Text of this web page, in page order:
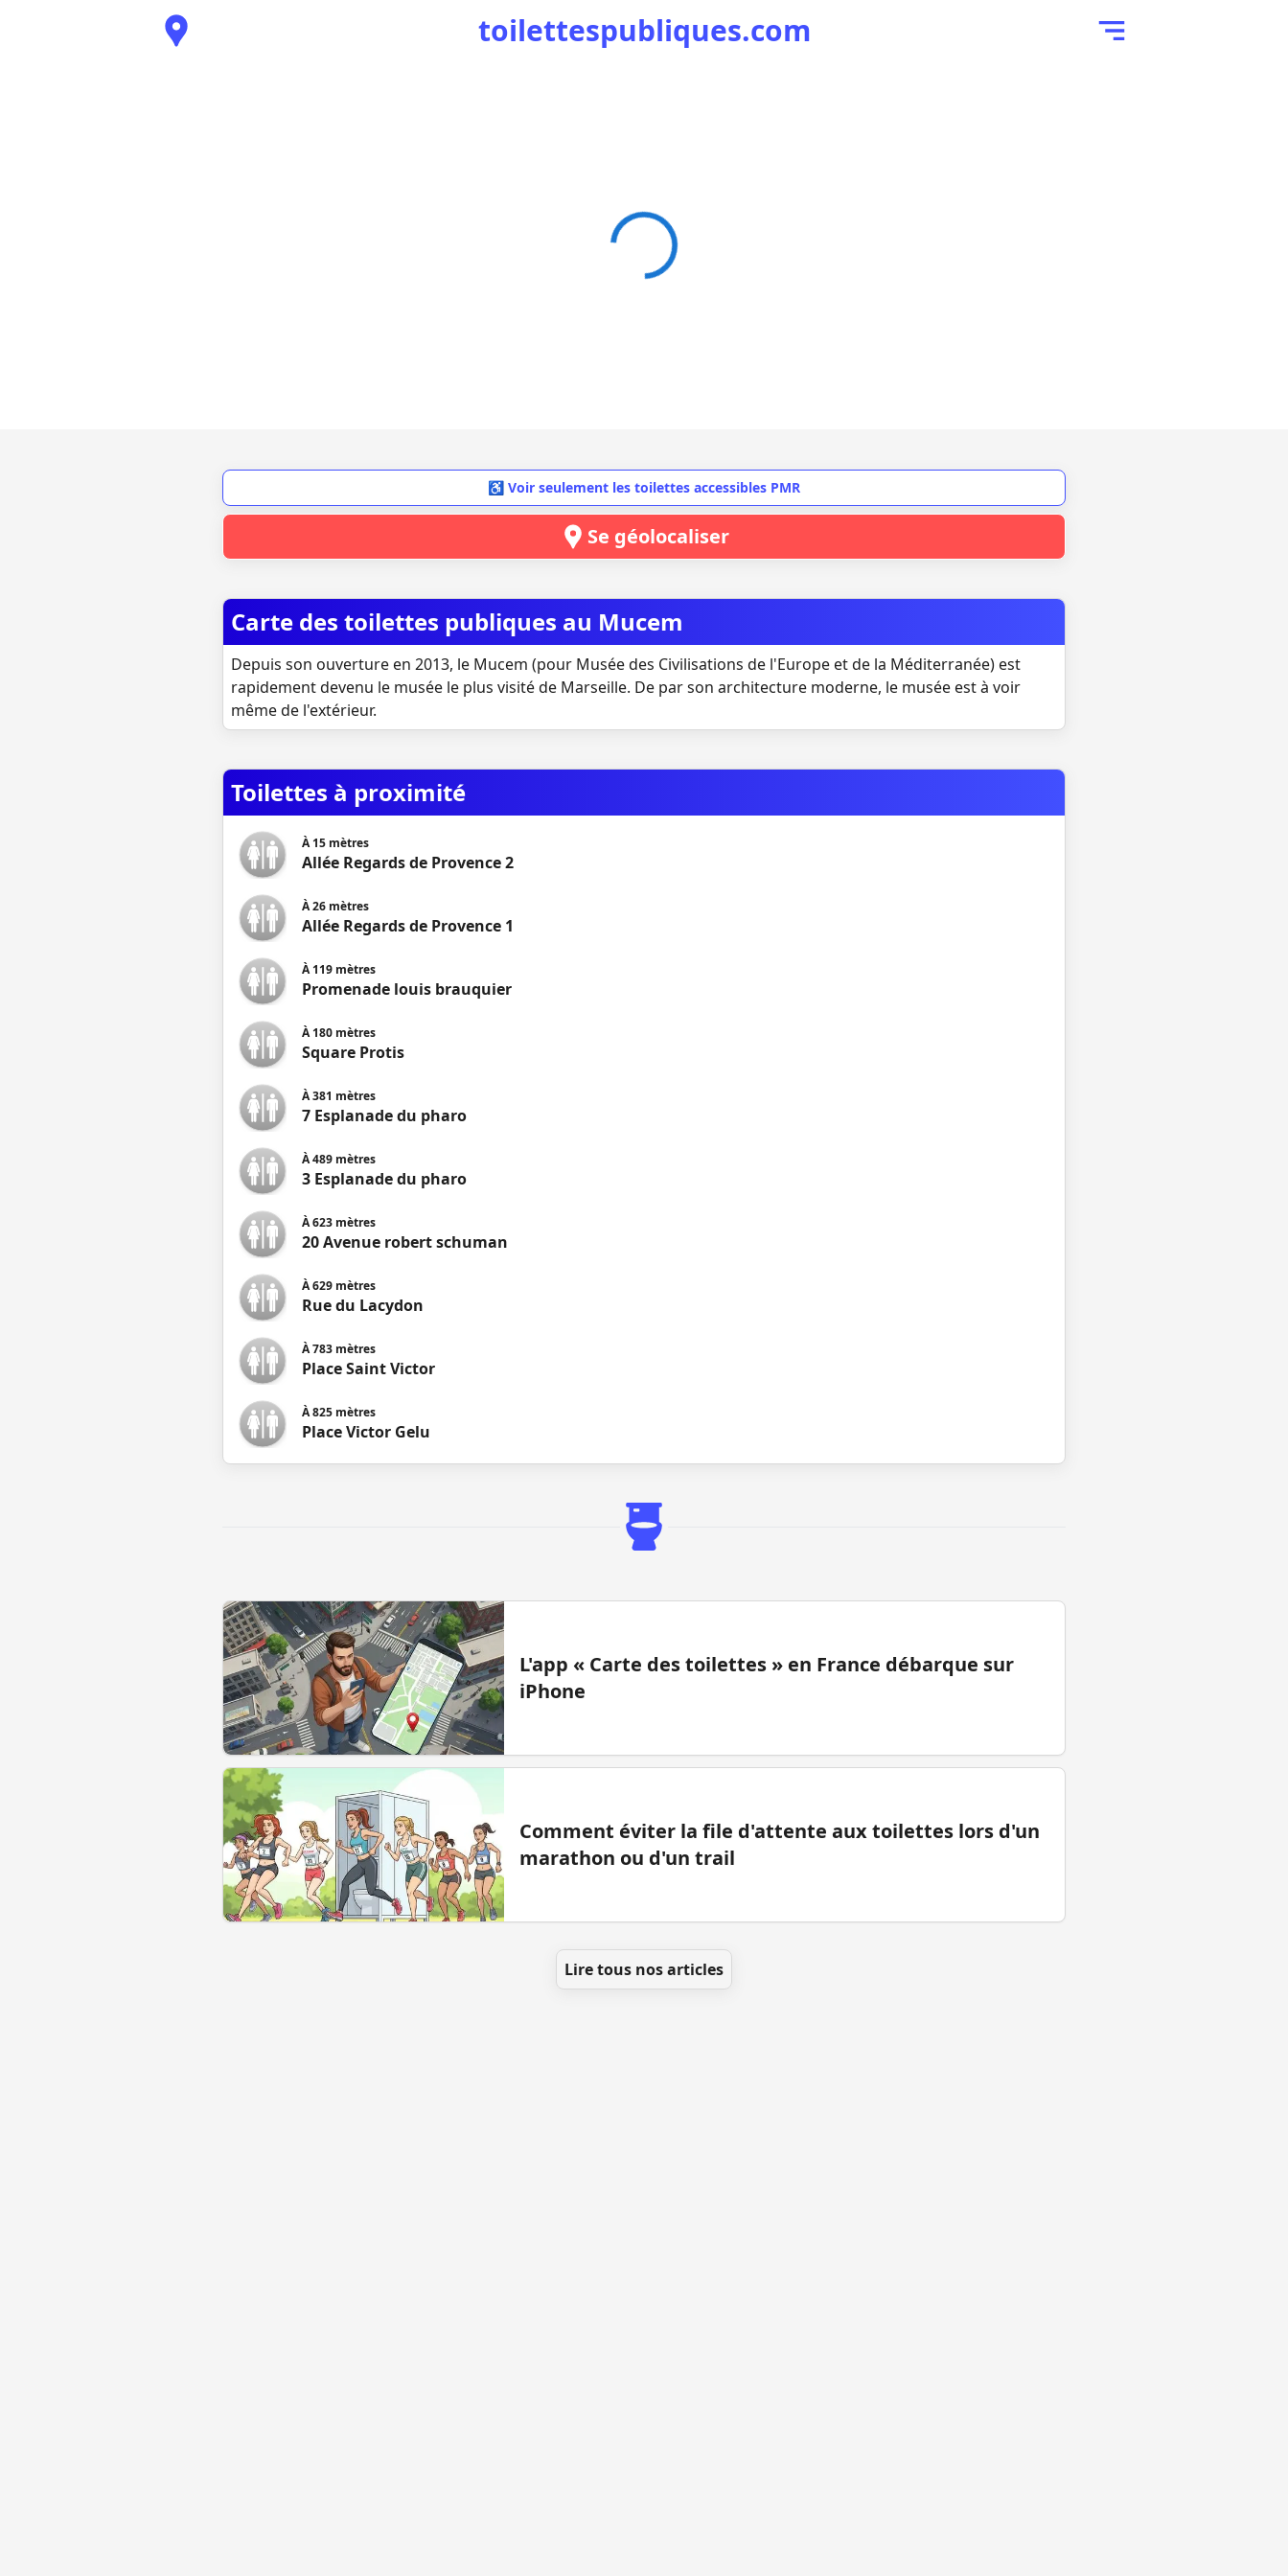
toilettespubliques.com
♿ Voir seulement les toilettes accessibles PMR
Se géolocaliser
Carte des toilettes publiques au Mucem
Depuis son ouverture en 2013, le Mucem (pour Musée des Civilisations de l'Europe et de la Méditerranée) est
rapidement devenu le musée le plus visité de Marseille. De par son architecture moderne, le musée est à voir
même de l'extérieur.
Toilettes à proximité
À15 mètres
Allée Regards de Provence 2
À26 mètres
Allée Regards de Provence 1
À119 mètres
Promenade louis brauquier
À180 mètres
Square Protis
À381 mètres
7 Esplanade du pharo
À489 mètres
3 Esplanade du pharo
À623 mètres
20 Avenue robert schuman
À629 mètres
Rue du Lacydon
À783 mètres
Place Saint Victor
À825 mètres
Place Victor Gelu
L'app « Carte des toilettes » en France débarque sur
iPhone
Comment éviter la file d'attente aux toilettes lors d'un
marathon ou d'un trail
Lire tous nos articles